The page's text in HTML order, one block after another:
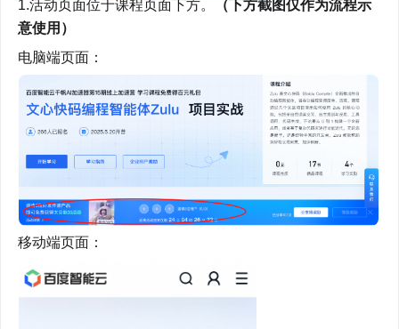
1.活动页面位于课程页面下方。
（下方截图仅作为流程示
意使用）
电脑端页面：
移动端页面：